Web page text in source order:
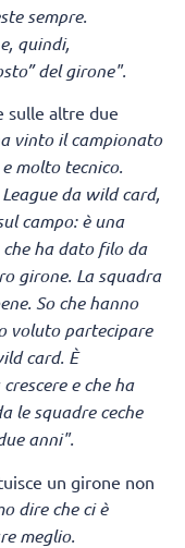
sempre.
quindi,
del girone".
sulle altre due
vinto il campionato
molto tecnico.
da wild card,
campo: è una
ha dato filo da
girone. La squadra
So che hanno
voluto partecipare
card. È
e che ha
le squadre ceche
anni".
un girone non
dire che ci è
meglio.